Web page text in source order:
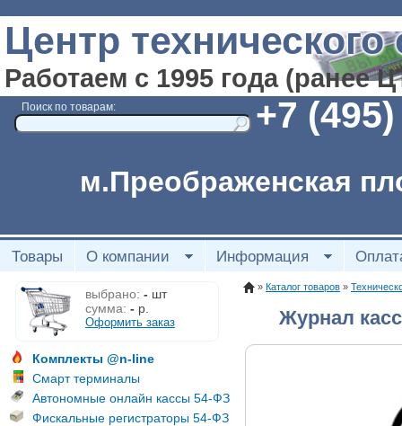
Центр
Работаем с 1995 года (ранее
Поиск по товарам: +7
м.Преображенская
Товары О компании Информация
выбрано: - шт
сумма: - р.
Оформить заказ
Комплекты @n-line
Смарт терминалы
Автономные онлайн кассы 54-ФЗ
Фискальные регистраторы 54-ФЗ
» Каталог товаров »
Журнал